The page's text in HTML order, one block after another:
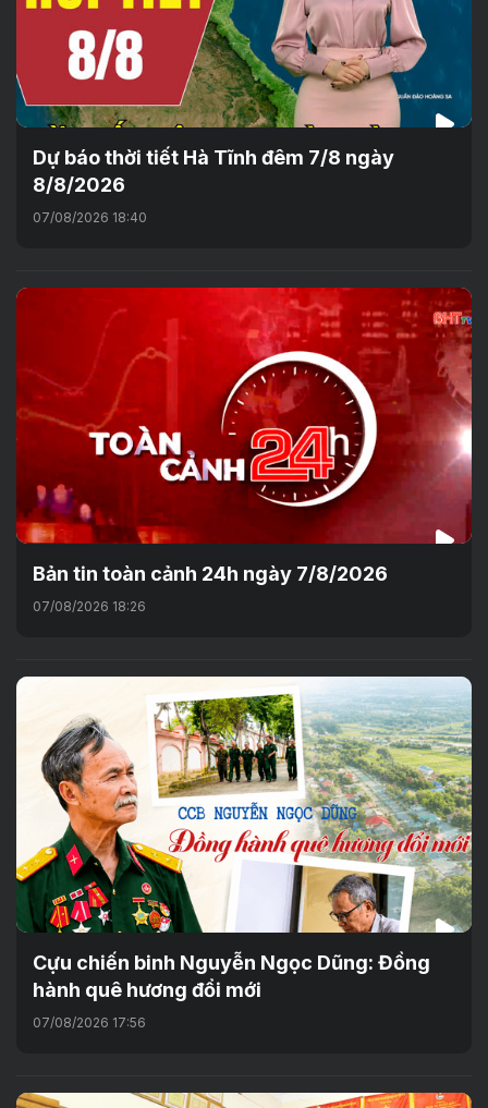
Dự báo thời tiết Hà Tĩnh đêm 7/8 ngày
8/8/2026
07/08/2026 18:40
Bản tin toàn cảnh 24h ngày 7/8/2026
07/08/2026 18:26
Cựu chiến binh Nguyễn Ngọc Dũng: Đồng
hành quê hương đổi mới
07/08/2026 17:56